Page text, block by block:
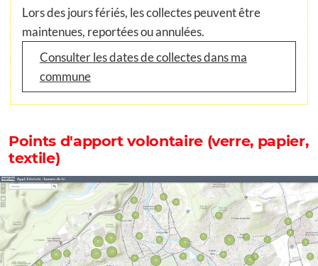
Lors des jours fériés, les collectes peuvent être
maintenues, reportées ou annulées.
Consulter les dates de collectes dans ma
commune
Points d'apport volontaire (verre, papier,
textile)